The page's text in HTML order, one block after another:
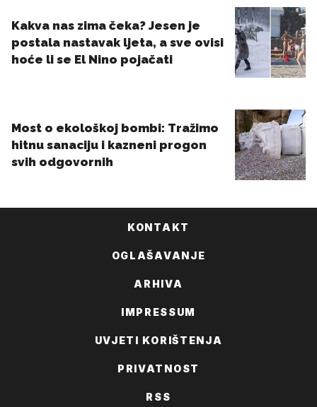
KONTAKT
OGLAŠAVANJE
ARHIVA
IMPRESSUM
UVJETI KORIŠTENJA
PRIVATNOST
RSS